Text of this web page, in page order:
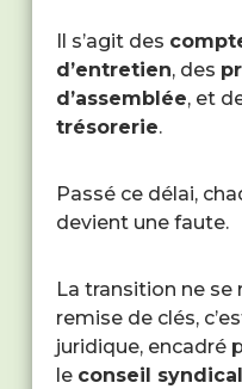
Il s’agit des
d’entretien, des
d’assemblée, et
trésorerie.
Passé ce délai,
devient une faute.
La transition ne se
remise de clés,
juridique, encadré
le conseil syndical